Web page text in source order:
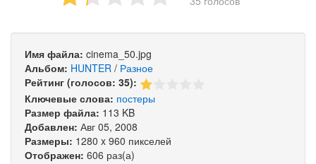
Имя файла: cinema_50.jpg
Альбом: HUNTER / Разное
Рейтинг (голосов: 35):
Ключевые слова: постеры
Размер файла: 113 KB
Добавлен: Авг 05, 2008
Размеры: 1280 x 960 пикселей
Отображен: 606 раз(а)